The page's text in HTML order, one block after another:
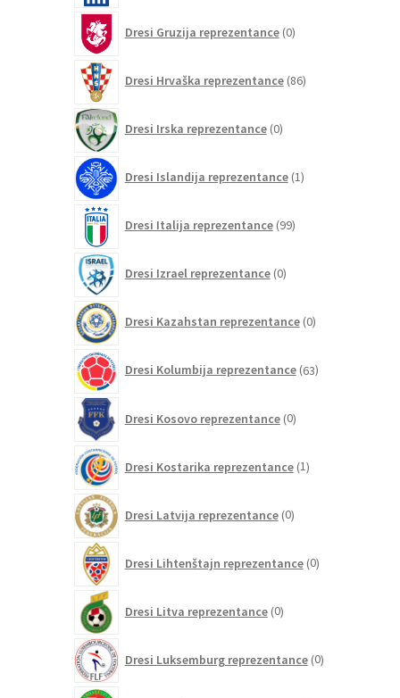
Dresi Gruzija reprezentance 0izdelkov
Dresi Hrvaška reprezentance 86izdelkov
Dresi Irska reprezentance 0izdelkov
Dresi Islandija reprezentance 1izdelek
Dresi Italija reprezentance 99izdelkov
Dresi Izrael reprezentance 0izdelkov
Dresi Kazahstan reprezentance 0izdelkov
Dresi Kolumbija reprezentance 63izdelkov
Dresi Kosovo reprezentance 0izdelkov
Dresi Kostarika reprezentance 1izdelek
Dresi Latvija reprezentance 0izdelkov
Dresi Lihtenštajn reprezentance 0izdelkov
Dresi Litva reprezentance 0izdelkov
Dresi Luksemburg reprezentance 0izdelkov